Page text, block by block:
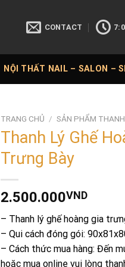
CONTACT
NỘI THẤT NAIL – SALON –
TRANG CHỦ / SẢN PHẨM
Thanh Lý Ghế
Trưng Bày
2.500.000VND
– Thanh lý ghế hoàng gia
– Qui cách đóng gói:
– Cách thức mua hàng: Đến
hoặc mua online vui lòng